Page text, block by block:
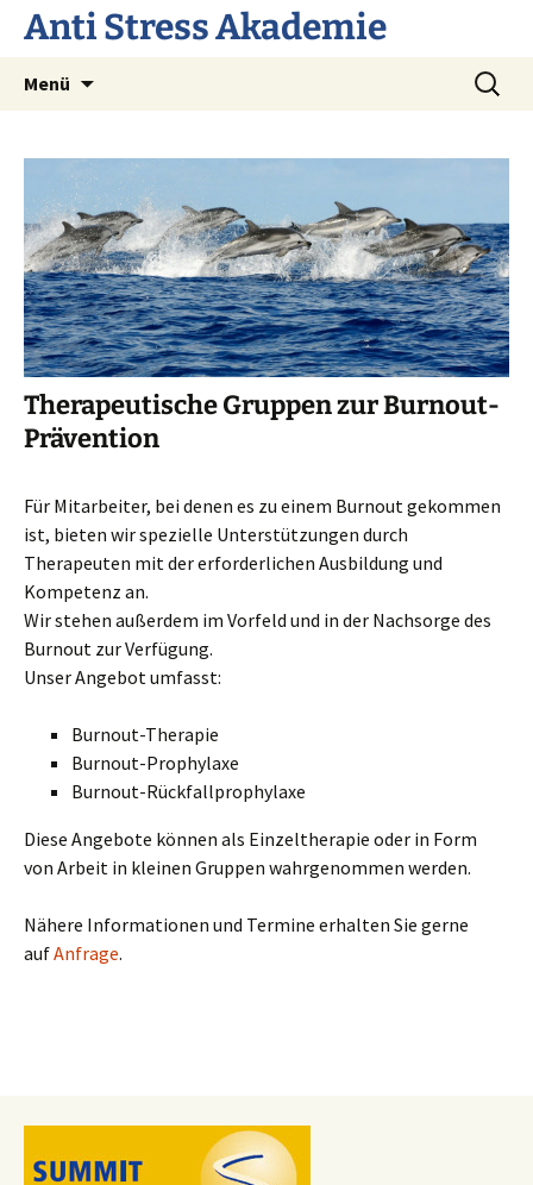
Anti Stress Akademie
Menü
Suchen
nach:
Therapeutische Gruppen zur Burnout-
Prävention
Für Mitarbeiter, bei denen es zu einem Burnout gekommen
ist, bieten wir spezielle Unterstützungen durch
Therapeuten mit der erforderlichen Ausbildung und
Kompetenz an.
Wir stehen außerdem im Vorfeld und in der Nachsorge des
Burnout zur Verfügung.
Unser Angebot umfasst:
Burnout-Therapie
Burnout-Prophylaxe
Burnout-Rückfallprophylaxe
Diese Angebote können als Einzeltherapie oder in Form
von Arbeit in kleinen Gruppen wahrgenommen werden.
Nähere Informationen und Termine erhalten Sie gerne
aufAnfrage.